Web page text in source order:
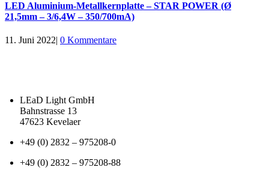
LED Aluminium-Metallkernplatte – STAR POWER (Ø
21,5mm – 3/6,4W – 350/700mA)
11. Juni 2022| 0 Kommentare
LEaD Light GmbH
Bahnstrasse 13
47623 Kevelaer
+49 (0) 2832 – 975208-0
+49 (0) 2832 – 975208-88